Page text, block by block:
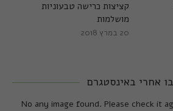
קציצות כרישה טבעוניות
מושלמות
20 במרץ 2018
אחרי באינסטגרם
No any image found. Please check it